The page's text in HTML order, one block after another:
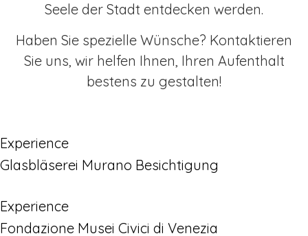
Seele der Stadt entdecken werden.
Haben Sie spezielle Wünsche? Kontaktieren
Sie uns, wir helfen Ihnen, Ihren Aufenthalt
bestens zu gestalten!
Experience
Glasbläserei Murano Besichtigung
Experience
Fondazione Musei Civici di Venezia